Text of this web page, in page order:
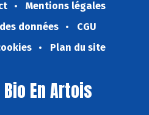
Mentions légales
données
CGU
Plan du site
En Artois